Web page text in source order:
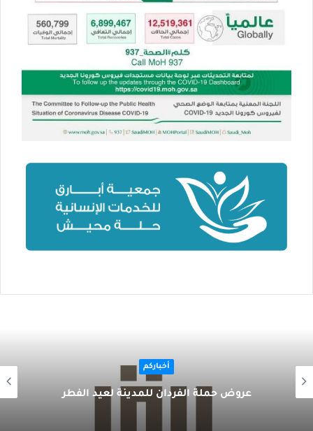
أخباركم
عروض حملة الفردان للمدينة لعيد الفطر